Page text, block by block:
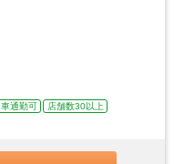
車通勤可
店舗数30以上